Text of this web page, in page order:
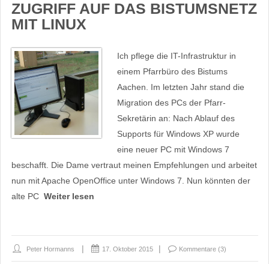
ZUGRIFF AUF DAS BISTUMSNETZ
MIT LINUX
Ich pflege die IT-Infrastruktur in
einem Pfarrbüro des Bistums
Aachen. Im letzten Jahr stand die
Migration des PCs der Pfarr-
Sekretärin an: Nach Ablauf des
Supports für Windows XP wurde
eine neuer PC mit Windows 7
beschafft. Die Dame vertraut meinen Empfehlungen und arbeitet
nun mit Apache OpenOffice unter Windows 7. Nun könnten der
alte PC Weiter lesen
Peter Hormanns 17. Oktober 2015 Kommentare (3)